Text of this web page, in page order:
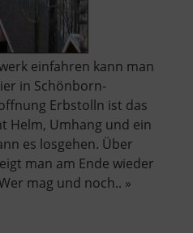
einfahren kann man
in Schönborn-
Erbstolln ist das
Helm, Umhang und ein
es losgehen. Über
man am Ende wieder
mag und noch.. »